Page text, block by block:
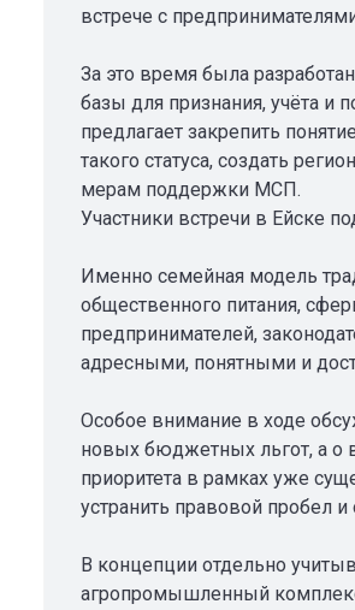
встрече с
За это время была
базы для признания, учёта и
предлагает закрепить
такого статуса, создать
мерам поддержки МСП.
Участники встречи в Ейске
Именно семейная модель
общественного питания,
предпринимателей,
адресными, понятными и
Особое внимание в ходе
новых бюджетных льгот, а о
приоритета в рамках уже
устранить правовой пробел
В концепции отдельно
агропромышленный